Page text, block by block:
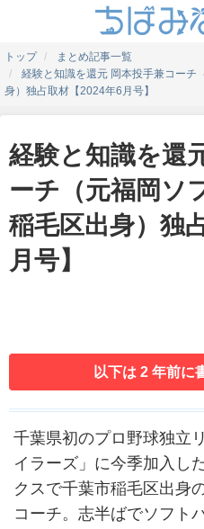
トップ
まとめ記事一覧
経験と知識を還元 岡本投手兼コーチ
身）独占取材【2024年6月号】
経験と知識を還
ーチ（元福岡ソ
稲毛区出身）独
月号】
以下は 2 年前に
千葉県初のプロ野球独立
イラーズ」に今季加入し
クスで千葉市稲毛区出身
コーチ。志半ばでソフト